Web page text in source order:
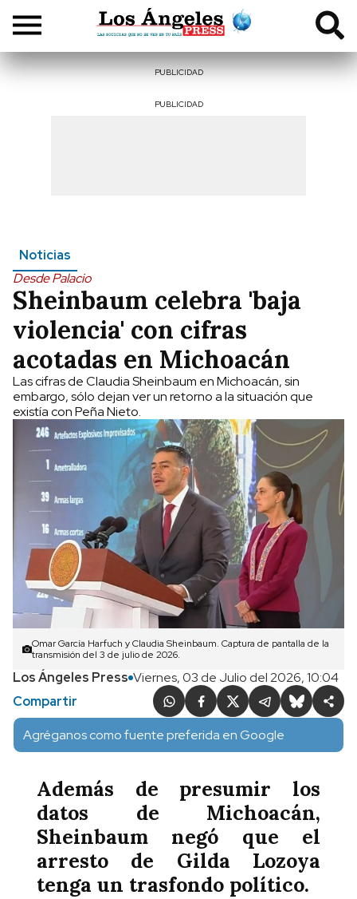
PUBLICIDAD
PUBLICIDAD
Noticias
Desde Palacio
Sheinbaum celebra 'baja
violencia' con cifras
acotadas en Michoacán
Las cifras de Claudia Sheinbaum en Michoacán, sin
embargo, sólo dejan ver un retorno a la situación que
existía con Peña Nieto.
Omar García Harfuch y Claudia Sheinbaum. Captura de pantalla de la
transmisión del 3 de julio de 2026.
Los Ángeles Press Viernes, 03 de Julio del 2026, 10:04
Compartir
Agréganos como fuente preferida en Google
Además de presumir los
datos de Michoacán,
Sheinbaum negó que el
arresto de Gilda Lozoya
tenga un trasfondo político.